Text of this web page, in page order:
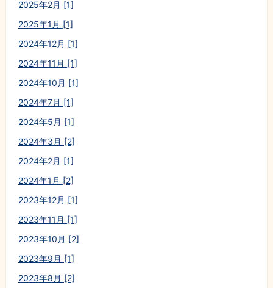
2025年2月 [1]
2025年1月 [1]
2024年12月 [1]
2024年11月 [1]
2024年10月 [1]
2024年7月 [1]
2024年5月 [1]
2024年3月 [2]
2024年2月 [1]
2024年1月 [2]
2023年12月 [1]
2023年11月 [1]
2023年10月 [2]
2023年9月 [1]
2023年8月 [2]